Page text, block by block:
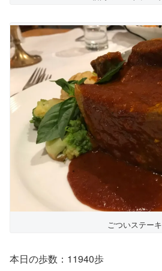
ごついステーキ
本日の歩数：11940歩